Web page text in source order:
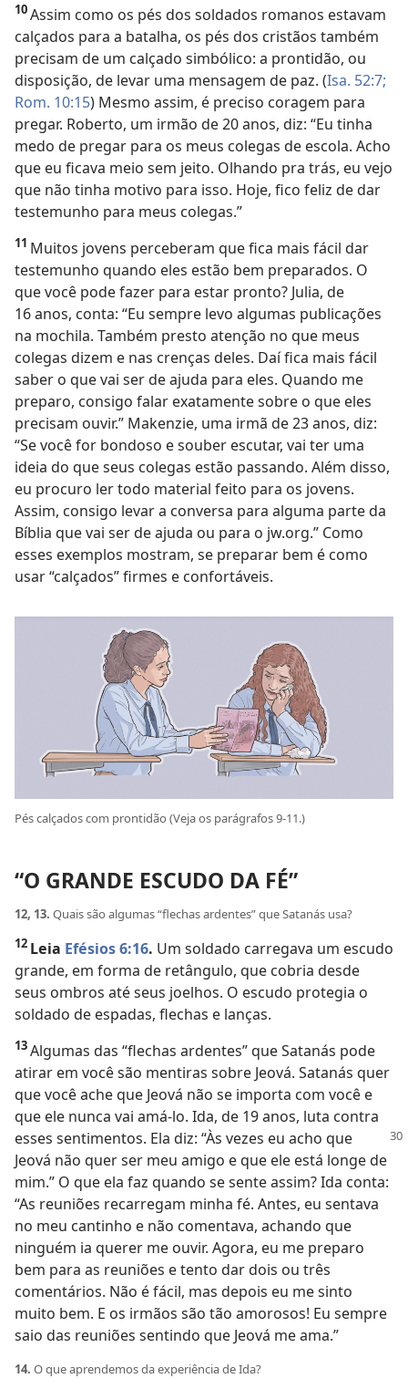
10Assim como os pés dos soldados romanos estavam
calçados para a batalha, os pés dos cristãos também
precisam de um calçado simbólico: a prontidão, ou
disposição, de levar uma mensagem de paz. (Isa. 52:7;
Rom. 10:15) Mesmo assim, é preciso coragem para
pregar. Roberto, um irmão de 20 anos, diz: “Eu tinha
medo de pregar para os meus colegas de escola. Acho
que eu ficava meio sem jeito. Olhando pra trás, eu vejo
que não tinha motivo para isso. Hoje, fico feliz de dar
testemunho para meus colegas.”
11 Muitos jovens perceberam que fica mais fácil dar
testemunho quando eles estão bem preparados. O
que você pode fazer para estar pronto? Julia, de
16 anos, conta: “Eu sempre levo algumas publicações
na mochila. Também presto atenção no que meus
colegas dizem e nas crenças deles. Daí fica mais fácil
saber o que vai ser de ajuda para eles. Quando me
preparo, consigo falar exatamente sobre o que eles
precisam ouvir.” Makenzie, uma irmã de 23 anos, diz:
“Se você for bondoso e souber escutar, vai ter uma
ideia do que seus colegas estão passando. Além disso,
eu procuro ler todo material feito para os jovens.
Assim, consigo levar a conversa para alguma parte da
Bíblia que vai ser de ajuda ou para o jw.org.” Como
esses exemplos mostram, se preparar bem é como
usar “calçados” firmes e confortáveis.
Pés calçados com prontidão (Veja os parágrafos 9-11.)
“O GRANDE ESCUDO DA FÉ”
12, 13. Quais são algumas “flechas ardentes” que Satanás usa?
12 Leia Efésios 6:16. Um soldado carregava um escudo
grande, em forma de retângulo, que cobria desde
seus ombros até seus joelhos. O escudo protegia o
soldado de espadas, flechas e lanças.
13Algumas das “flechas ardentes” que Satanás pode
atirar em você são mentiras sobre Jeová. Satanás quer
que você ache que Jeová não se importa com você e
que ele nunca vai amá-lo. Ida, de 19 anos, luta contra
esses sentimentos. Ela diz: “Às vezes eu acho que
Jeová não quer ser meu amigo e que ele está longe de
mim.” O que ela faz quando se sente assim? Ida conta:
“As reuniões recarregam minha fé. Antes, eu sentava
no meu cantinho e não comentava, achando que
ninguém ia querer me ouvir. Agora, eu me preparo
bem para as reuniões e tento dar dois ou três
comentários. Não é fácil, mas depois eu me sinto
muito bem. E os irmãos são tão amorosos! Eu sempre
saio das reuniões sentindo que Jeová me ama.”
14. O que aprendemos da experiência de Ida?